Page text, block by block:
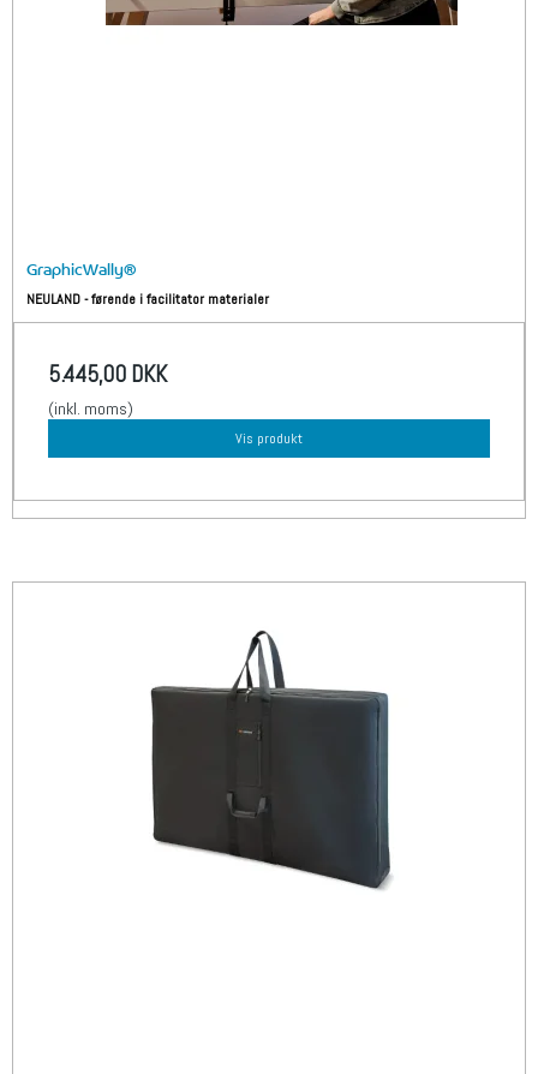
GraphicWally®
NEULAND - førende i facilitator materialer
5.445,00 DKK
(inkl. moms)
Vis produkt